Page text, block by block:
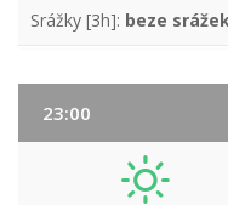
Srážky [3h]: beze
23:00